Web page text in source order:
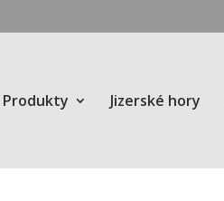
Produkty Jizerské hory